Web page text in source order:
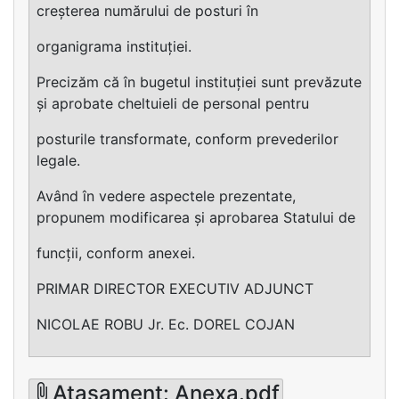
creșterea numărului de posturi în
organigrama instituției.
Precizăm că în bugetul instituției sunt prevăzute
și aprobate cheltuieli de personal pentru
posturile transformate, conform prevederilor
legale.
Având în vedere aspectele prezentate,
propunem modificarea și aprobarea Statului de
funcții, conform anexei.
PRIMAR DIRECTOR EXECUTIV ADJUNCT
NICOLAE ROBU Jr. Ec. DOREL COJAN
Atasament: Anexa.pdf